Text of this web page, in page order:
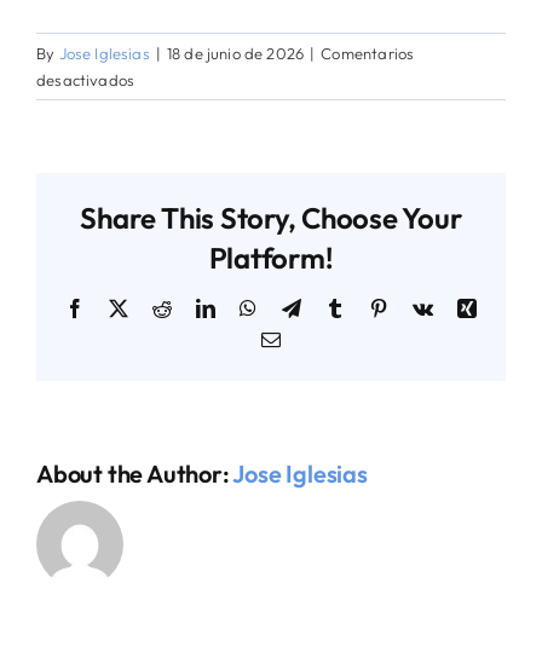
By Jose Iglesias | 18 de junio de 2026 | Comentarios
desactivados
Rodrigo
Share This Story, Choose Your
Platform!
Facebook
X RedditLinkedInWhatsApp
TelegramTumblr Pinterest
Vk
Xing
Email
About the Author:Jose Iglesias